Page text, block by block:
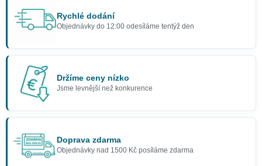
Rychlé dodání
Objednávky do 12:00 odesíláme tentýž den
Držíme ceny nízko
Jsme levnější než konkurence
Doprava zdarma
Objednávky nad 1500 Kč posíláme zdarma